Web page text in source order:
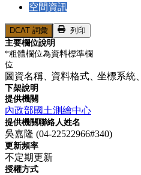
空間資訊
DCAT 詞彙
列印
主要欄位說明
*粗體欄位為資料標準欄
位
圖資名稱、資料格式、坐標系統、
下架說明
提供機關
內政部國土測繪中心
提供機關聯絡人姓名
吳嘉隆 (04-22522966#340)
更新頻率
不定期更新
授權方式